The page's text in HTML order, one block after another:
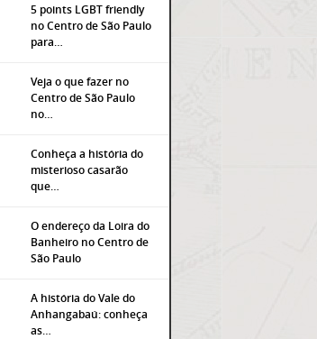
5 points LGBT friendly
no Centro de São Paulo
para…
Veja o que fazer no
Centro de São Paulo
no…
Conheça a história do
misterioso casarão
que…
O endereço da Loira do
Banheiro no Centro de
São Paulo
A história do Vale do
Anhangabaú: conheça
as…